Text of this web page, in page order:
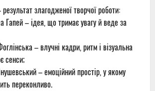
злагодженої творчої роботи:
Гапей – ідея, що тримає увагу й веде за
– влучні кадри, ритм і візуальна
сенси;
– емоційний простір, у якому
переконливо.